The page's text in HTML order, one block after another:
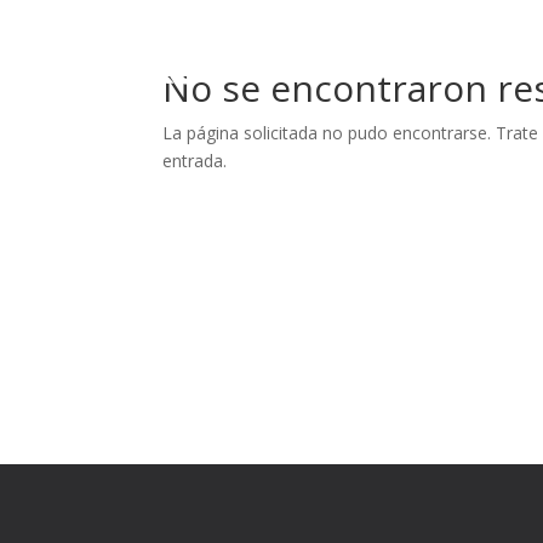
No se encontraron
La página solicitada no pudo encontrarse.
entrada.